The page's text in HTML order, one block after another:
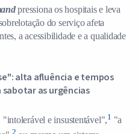
pressiona os hospitais e leva
do serviço afeta
a acessibilidade e a qualidade
alta afluência e tempos
sabotar as urgências
"intolerável e insustentável",1 "a
2